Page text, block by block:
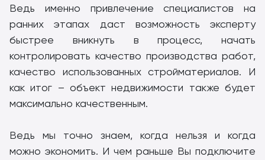
Ведь именно привлечение специалистов на
ранних этапах даст возможность эксперту
быстрее вникнуть в процесс, начать
контролировать качество производства работ,
качество использованных стройматериалов. И
как итог – объект недвижимости также будет
максимально качественным.
Ведь мы точно знаем, когда нельзя и когда
можно экономить. И чем раньше Вы подключите